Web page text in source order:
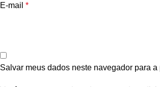
E-mail *
Salvar meus dados neste navegador para